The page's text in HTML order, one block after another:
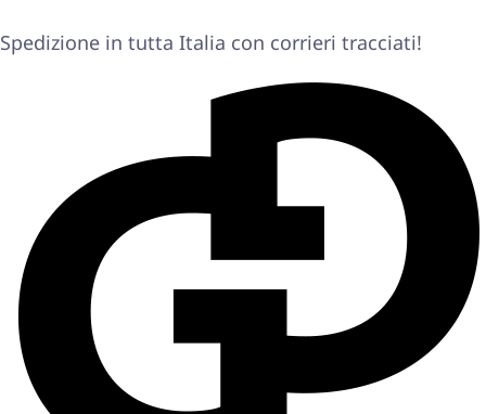
Spedizione in tutta Italia con corrieri tracciati!